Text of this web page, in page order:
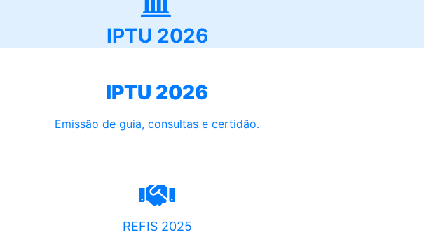
IPTU 2026
IPTU 2026
Emissão de guia, consultas e certidão.
REFIS 2025